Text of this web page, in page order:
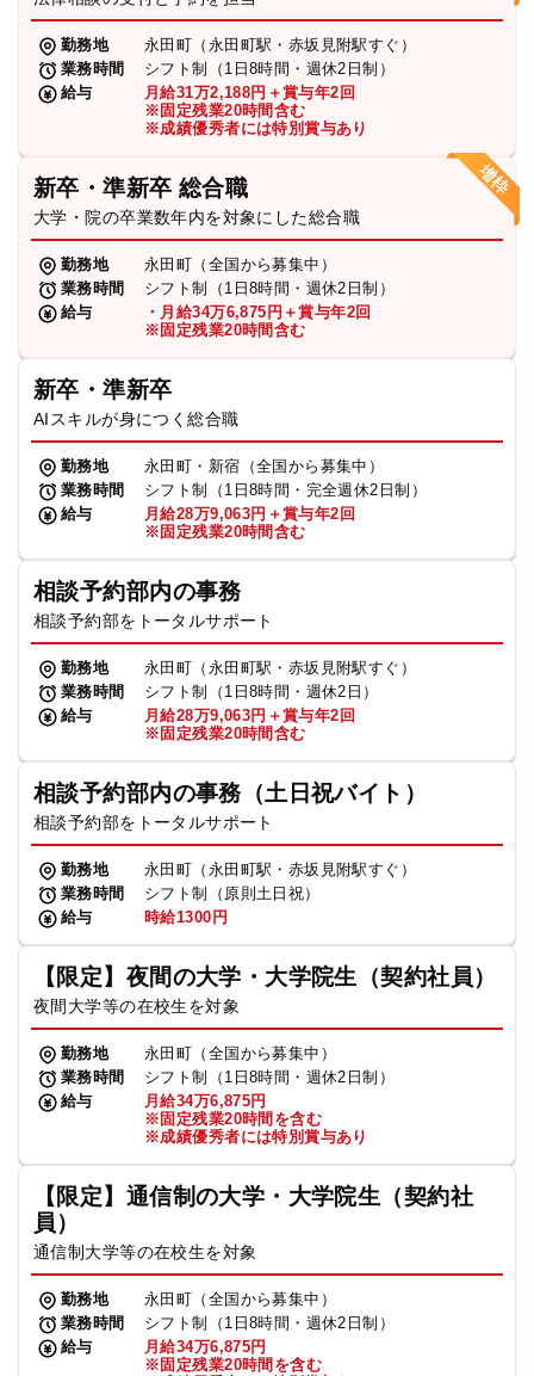
勤務地
永田町（永田町駅・赤坂見附駅すぐ）
業務時間
シフト制（1日8時間・週休2日制）
給与
月給31万2,188円＋賞与年2回
※固定残業20時間含む
※成績優秀者には特別賞与あり
新卒・準新卒 総合職
大学・院の卒業数年内を対象にした総合職
勤務地
永田町（全国から募集中）
業務時間
シフト制（1日8時間・週休2日制）
給与
・月給34万6,875円＋賞与年2回
※固定残業20時間含む
新卒・準新卒
AIスキルが身につく総合職
勤務地
永田町・新宿（全国から募集中）
業務時間
シフト制（1日8時間・完全週休2日制）
給与
月給28万9,063円＋賞与年2回
※固定残業20時間含む
相談予約部内の事務
相談予約部をトータルサポート
勤務地
永田町（永田町駅・赤坂見附駅すぐ）
業務時間
シフト制（1日8時間・週休2日）
給与
月給28万9,063円＋賞与年2回
※固定残業20時間含む
相談予約部内の事務（土日祝バイト）
相談予約部をトータルサポート
勤務地
永田町（永田町駅・赤坂見附駅すぐ）
業務時間
シフト制（原則土日祝）
給与
時給1300円
【限定】夜間の大学・大学院生（契約社員）
夜間大学等の在校生を対象
勤務地
永田町（全国から募集中）
業務時間
シフト制（1日8時間・週休2日制）
給与
月給34万6,875円
※固定残業20時間を含む
※成績優秀者には特別賞与あり
【限定】通信制の大学・大学院生（契約社
員）
通信制大学等の在校生を対象
勤務地
永田町（全国から募集中）
業務時間
シフト制（1日8時間・週休2日制）
給与
月給34万6,875円
※固定残業20時間を含む